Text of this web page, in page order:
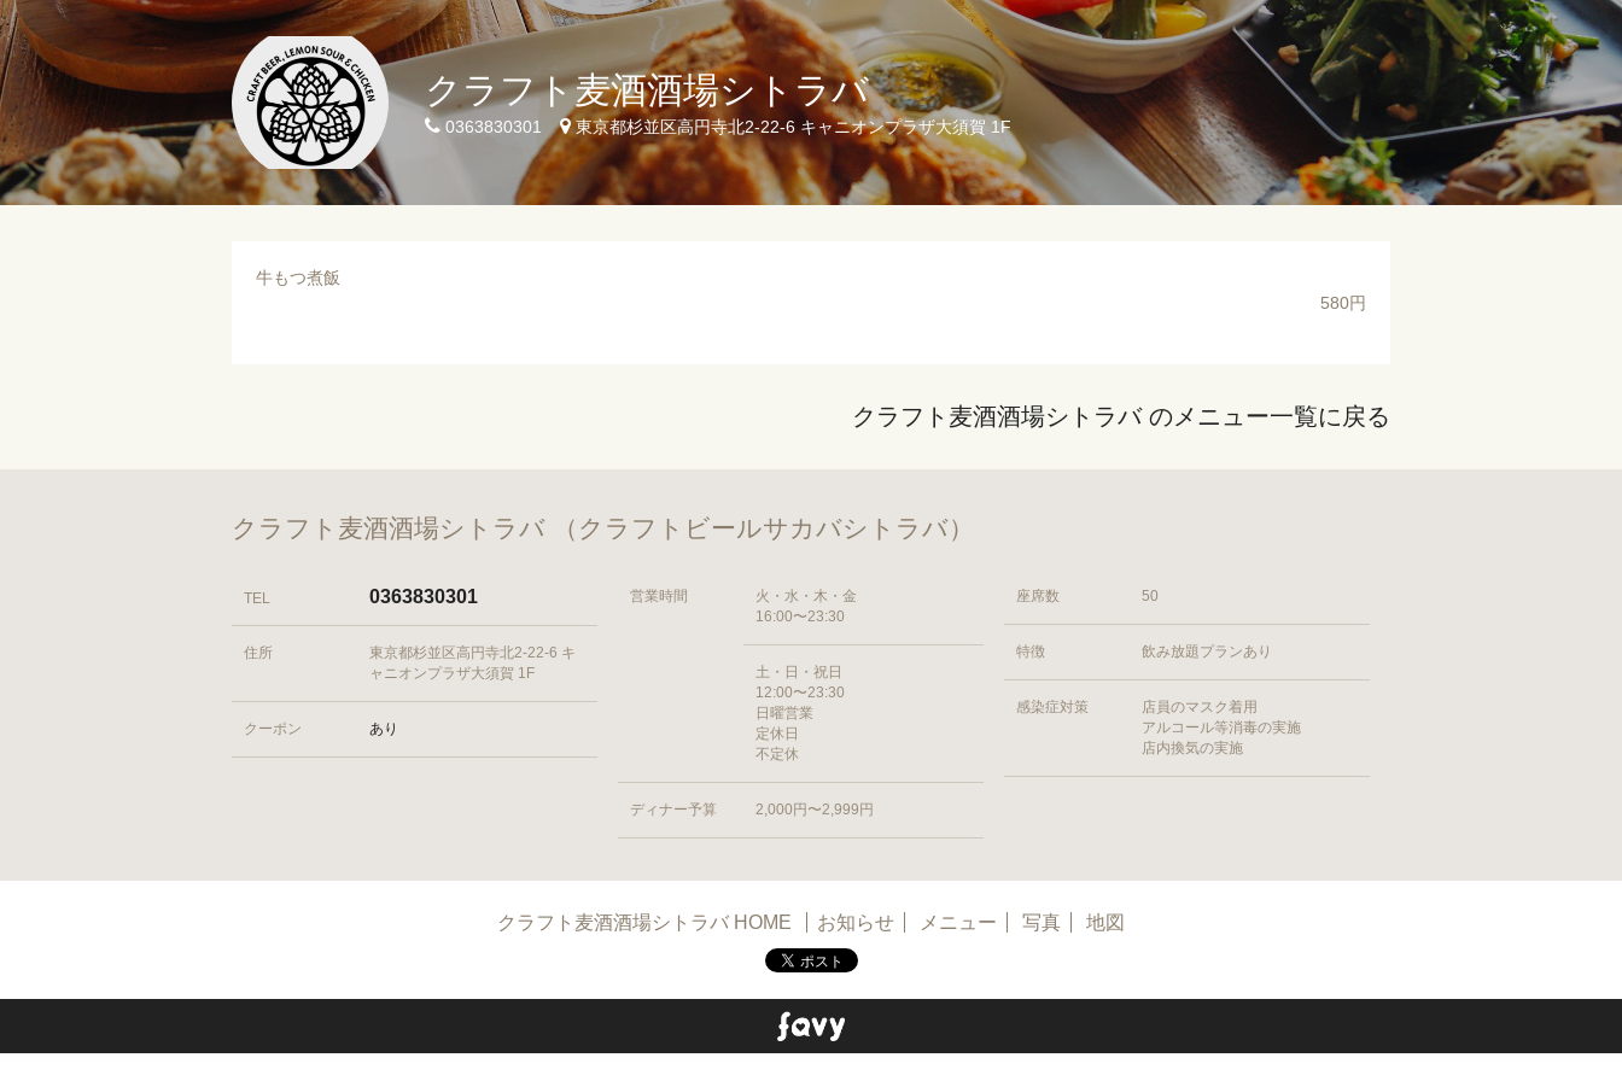
クラフト麦酒酒場シトラバ
0363830301 東京都杉並区高円寺北2-22-6 キャニオンプラザ大須賀 1F
牛もつ煮飯
580円
クラフト麦酒酒場シトラバ のメニュー一覧に戻る
クラフト麦酒酒場シトラバ （クラフトビールサカバシトラバ）
TEL 0363830301
住所
東京都杉並区高円寺北2-22-6 キ
ャニオンプラザ大須賀 1F
クーポン あり
営業時間
火・水・木・金
16:00〜23:30
土・日・祝日
12:00〜23:30
日曜営業
定休日
不定休
ディナー予算 2,000円〜2,999円
座席数 50
特徴 飲み放題プランあり
感染症対策
店員のマスク着用
アルコール等消毒の実施
店内換気の実施
クラフト麦酒酒場シトラバ HOME お知らせ メニュー 写真 地図